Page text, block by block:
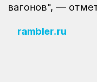
вагонов", —
rambler.ru